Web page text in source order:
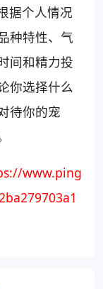
据个人情况
种特性、气
间和精力投
你选择什么
待你的宠
www.ping